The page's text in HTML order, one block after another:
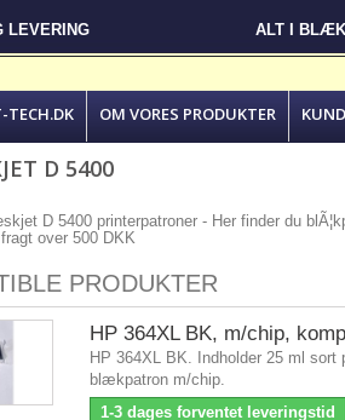
LEVERING ALT I
TECH.DK OM VORES PRODUKTER
D 5400
D 5400 printerpatroner - Her finder du
over 500 DKK
PRODUKTER
HP 364XL BK, m/chip,
HP 364XL BK. Indholder 25 ml
blækpatron m/chip.
1-3 dages forventet leveringstid